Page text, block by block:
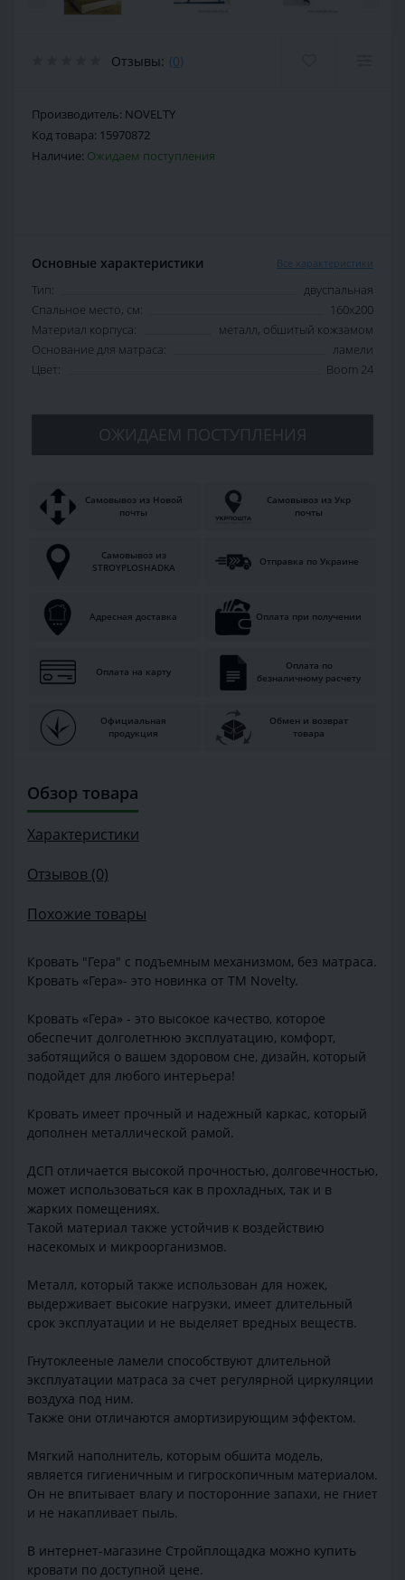
Отзывы: (0)
Производитель: NOVELTY
Код товара: 15970872
Наличие: Ожидаем поступления
Основные характеристики Все характеристики
Тип:
двуспальная
Спальное место, см:
160х200
Материал корпуса:
металл, обшитый кожзамом
Основание для матраса:
ламели
Цвет:
Boom 24
ОЖИДАЕМ ПОСТУПЛЕНИЯ
Самовывоз из Новой
почты
Самовывоз из Укр
почты
Самовывоз из
STROYPLOSHADKA
Отправка по Украине
Адресная доставка Оплата при получении
Оплата на карту
Оплата по
безналичному расчету
Официальная
продукция
Обмен и возврат
товара
Обзор товара
Характеристики
Отзывов (0)
Похожие товары
Кровать "Гера" с подъемным механизмом, без матраса.
Кровать «Гера»- это новинка от ТМ Novelty.
Кровать «Гера» - это высокое качество, которое
обеспечит долголетнюю эксплуатацию, комфорт,
заботящийся о вашем здоровом сне, дизайн, который
подойдет для любого интерьера!
Кровать имеет прочный и надежный каркас, который
дополнен металлической рамой.
ДСП отличается высокой прочностью, долговечностью,
может использоваться как в прохладных, так и в
жарких помещениях.
Такой материал также устойчив к воздействию
насекомых и микроорганизмов.
Металл, который также использован для ножек,
выдерживает высокие нагрузки, имеет длительный
срок эксплуатации и не выделяет вредных веществ.
Гнутоклееные ламели способствуют длительной
эксплуатации матраса за счет регулярной циркуляции
воздуха под ним.
Также они отличаются амортизирующим эффектом.
Мягкий наполнитель, которым обшита модель,
является гигиеничным и гигроскопичным материалом.
Он не впитывает влагу и посторонние запахи, не гниет
и не накапливает пыль.
В интернет-магазине Стройплощадка можно купить
кровати по доступной цене.